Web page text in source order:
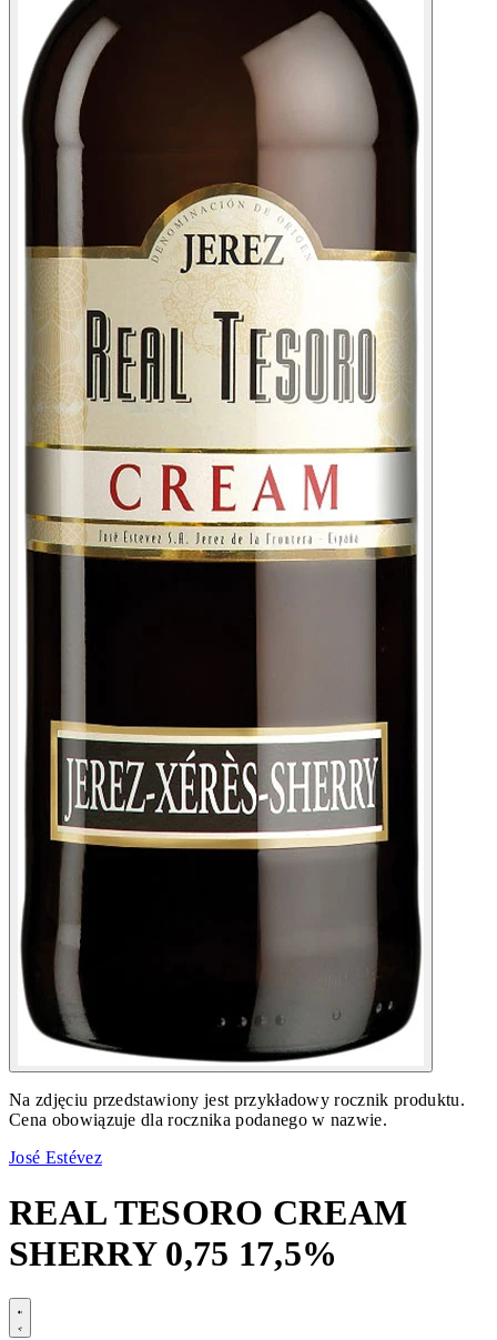
Na zdjęciu przedstawiony jest przykładowy rocznik produktu.
Cena obowiązuje dla rocznika podanego w nazwie.
José Estévez
REAL TESORO CREAM
SHERRY 0,75 17,5%